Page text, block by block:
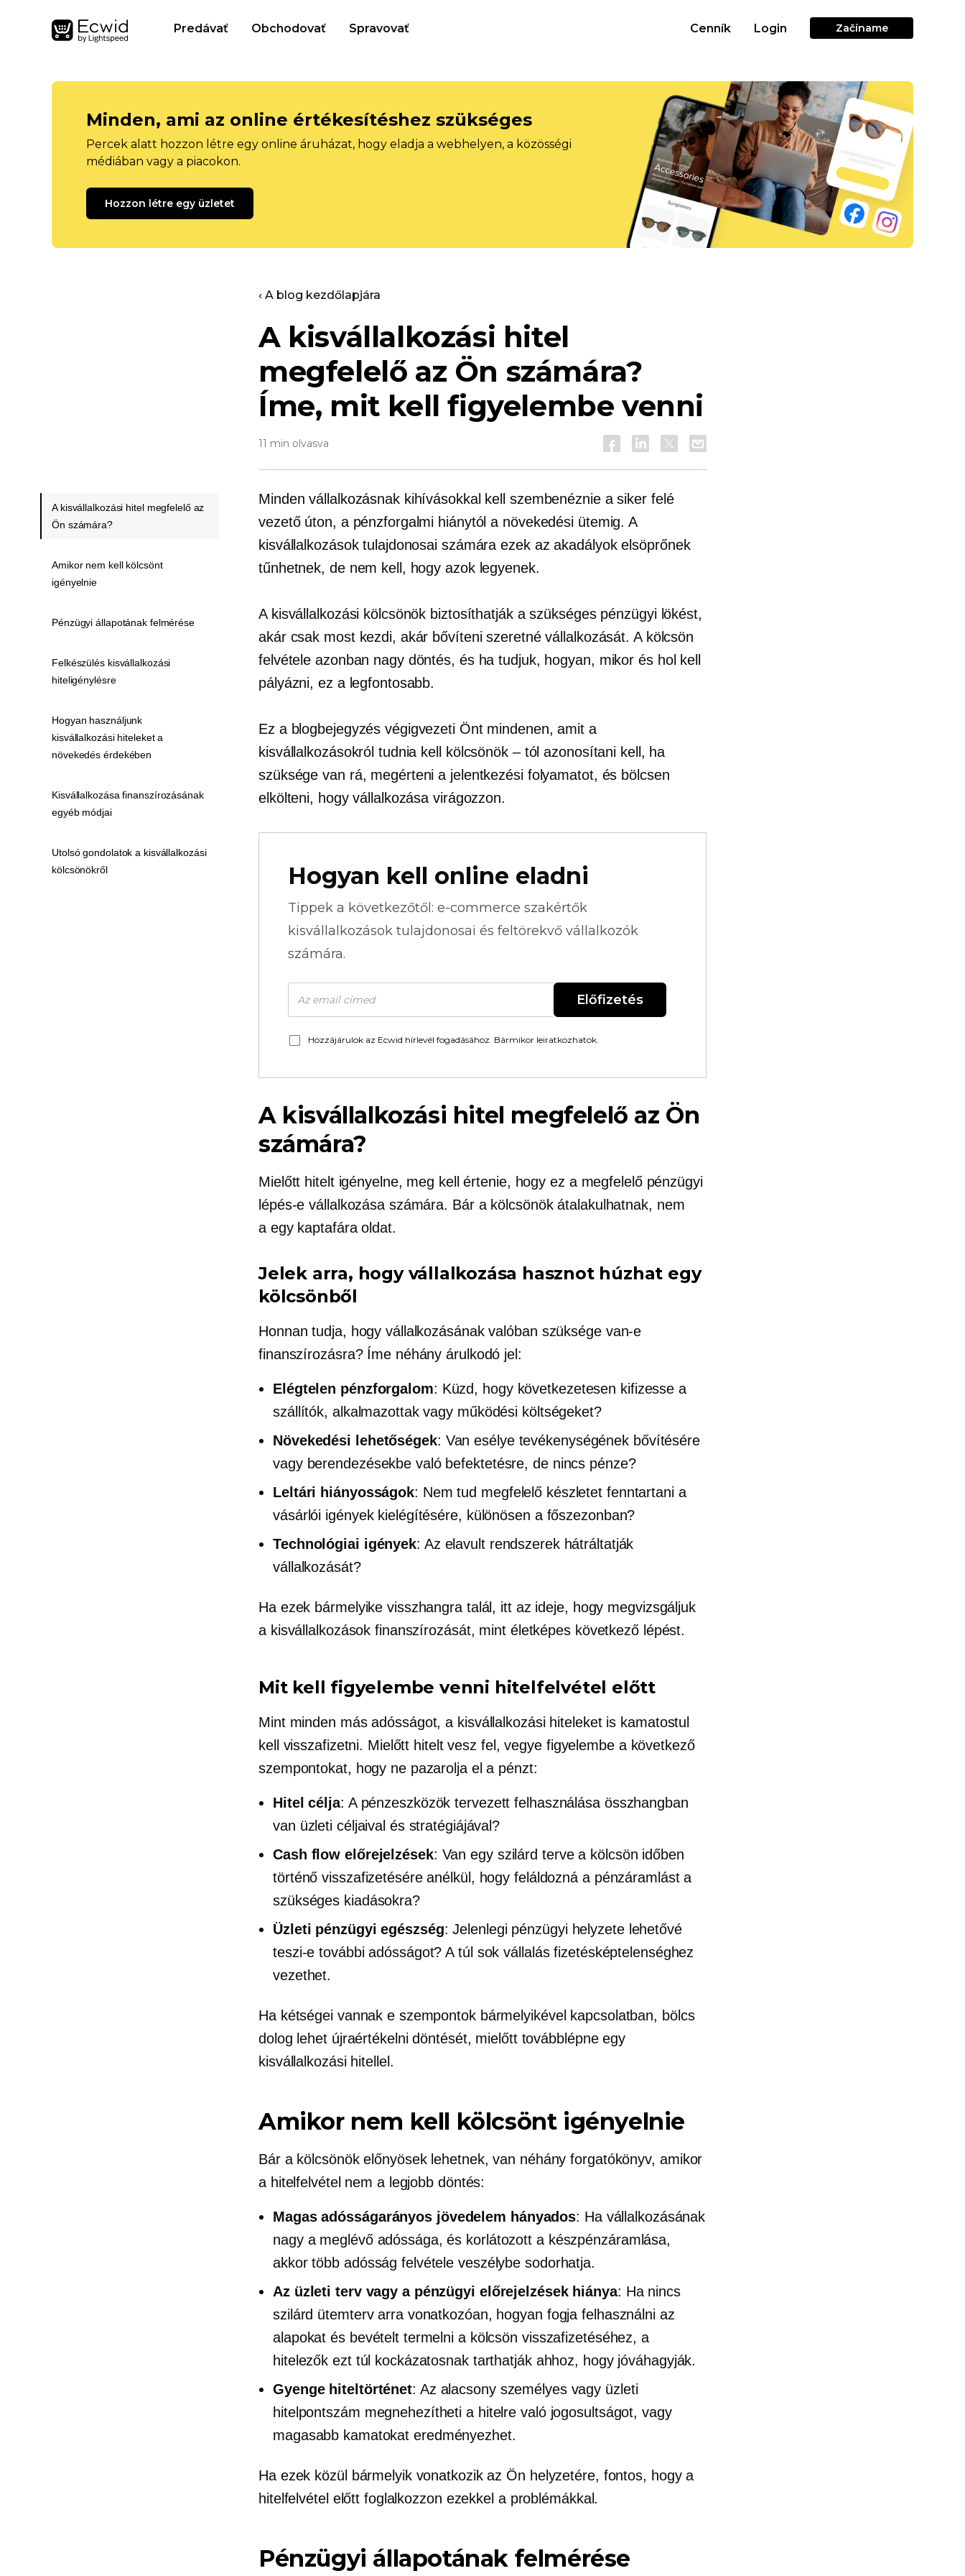
Predávať Obchodovať Spravovať Cenník Login Začíname
Minden, ami az online értékesítéshez szükséges
Percek alatt hozzon létre egy online áruházat, hogy eladja a webhelyen, a közösségi
médiában vagy a piacokon.
Hozzon létre egy üzletet
‹ A blog kezdőlapjára
A kisvállalkozási hitel
megfelelő az Ön számára?
Íme, mit kell figyelembe venni
11 min olvasva
Minden vállalkozásnak kihívásokkal kell szembenéznie a siker felé
vezető úton, a pénzforgalmi hiánytól a növekedési ütemig. A
kisvállalkozások tulajdonosai számára ezek az akadályok elsöprőnek
tűnhetnek, de nem kell, hogy azok legyenek.
A kisvállalkozási kölcsönök biztosíthatják a szükséges pénzügyi lökést,
akár csak most kezdi, akár bővíteni szeretné vállalkozását. A kölcsön
felvétele azonban nagy döntés, és ha tudjuk, hogyan, mikor és hol kell
pályázni, ez a legfontosabb.
Ez a blogbejegyzés végigvezeti Önt mindenen, amit a
kisvállalkozásokról tudnia kell
kölcsönök – tól azonosítani kell, ha
szüksége van rá, megérteni a jelentkezési folyamatot, és bölcsen
elkölteni, hogy vállalkozása virágozzon.
Hogyan kell online eladni
Tippek a következőtől: e-commerce szakértők
kisvállalkozások tulajdonosai és feltörekvő vállalkozók
számára.
Előfizetés
Hozzájárulok az Ecwid hírlevél fogadásához. Bármikor leiratkozhatok.
A kisvállalkozási hitel megfelelő az Ön
számára?
Mielőtt hitelt igényelne, meg kell értenie, hogy ez a megfelelő pénzügyi
lépés-e vállalkozása számára. Bár a kölcsönök átalakulhatnak, nem
a egy kaptafáraoldat.
Jelek arra, hogy vállalkozása hasznot húzhat egy
kölcsönből
Honnan tudja, hogy vállalkozásának valóban szüksége van-e
finanszírozásra? Íme néhány árulkodó jel:
Elégtelen pénzforgalom: Küzd, hogy következetesen kifizesse a
szállítók, alkalmazottak vagy működési költségeket?
Növekedési lehetőségek: Van esélye tevékenységének bővítésére
vagy berendezésekbe való befektetésre, de nincs pénze?
Leltári hiányosságok: Nem tud megfelelő készletet fenntartani a
vásárlói igények kielégítésére, különösen a főszezonban?
Technológiai igények: Az elavult rendszerek hátráltatják
vállalkozását?
Ha ezek bármelyike ​​visszhangra talál, itt az ideje, hogy megvizsgáljuk
a kisvállalkozások finanszírozását, mint életképes következő lépést.
Mit kell figyelembe venni hitelfelvétel előtt
Mint minden más adósságot, a kisvállalkozási hiteleket is kamatostul
kell visszafizetni. Mielőtt hitelt vesz fel, vegye figyelembe a következő
szempontokat, hogy ne pazarolja el a pénzt:
Hitel célja: A pénzeszközök tervezett felhasználása összhangban
van üzleti céljaival és stratégiájával?
Cash flow előrejelzések: Van egy szilárd terve a kölcsön időben
történő visszafizetésére anélkül, hogy feláldozná a pénzáramlást a
szükséges kiadásokra?
Üzleti pénzügyi egészség: Jelenlegi pénzügyi helyzete lehetővé
teszi-e további adósságot? A túl sok vállalás fizetésképtelenséghez
vezethet.
Ha kétségei vannak e szempontok bármelyikével kapcsolatban, bölcs
dolog lehet újraértékelni döntését, mielőtt továbblépne egy
kisvállalkozási hitellel.
Amikor nem kell kölcsönt igényelnie
Bár a kölcsönök előnyösek lehetnek, van néhány forgatókönyv, amikor
a hitelfelvétel nem a legjobb döntés:
Magasadósságarányos jövedelem hányados: Ha vállalkozásának
nagy a meglévő adóssága, és korlátozott a készpénzáramlása,
akkor több adósság felvétele veszélybe sodorhatja.
Az üzleti terv vagy a pénzügyi előrejelzések hiánya: Ha nincs
szilárd ütemterv arra vonatkozóan, hogyan fogja felhasználni az
alapokat és bevételt termelni a kölcsön visszafizetéséhez, a
hitelezők ezt túl kockázatosnak tarthatják ahhoz, hogy jóváhagyják.
Gyenge hiteltörténet: Az alacsony személyes vagy üzleti
hitelpontszám megnehezítheti a hitelre való jogosultságot, vagy
magasabb kamatokat eredményezhet.
Ha ezek közül bármelyik vonatkozik az Ön helyzetére, fontos, hogy a
hitelfelvétel előtt foglalkozzon ezekkel a problémákkal.
Pénzügyi állapotának felmérése
A kisvállalkozási hitel megfelelő az
Ön számára?
Amikor nem kell kölcsönt
igényelnie
Pénzügyi állapotának felmérése
Felkészülés kisvállalkozási
hiteligénylésre
Hogyan használjunk
kisvállalkozási hiteleket a
növekedés érdekében
Kisvállalkozása finanszírozásának
egyéb módjai
Utolsó gondolatok a kisvállalkozási
kölcsönökről